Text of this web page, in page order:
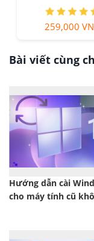
259,000
Bài viết cùng
Hướng dẫn cài
cho máy tính cũ